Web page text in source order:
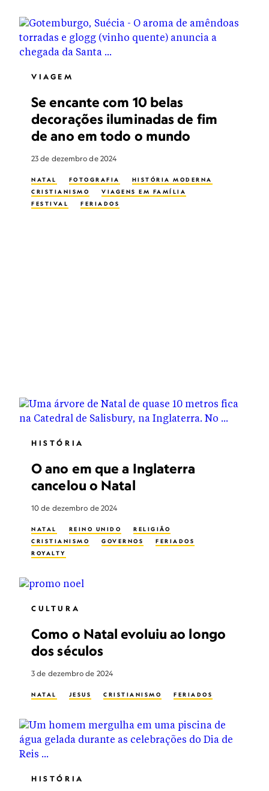
VIAGEM
Se encante com 10 belas
decorações iluminadas de fim
de ano em todo o mundo
23 de dezembro de 2024
NATAL FOTOGRAFIA
HISTÓRIA MODERNA
CRISTIANISMO
VIAGENS EM FAMÍLIA
FESTIVAL
FERIADOS
HISTÓRIA
O ano em que a Inglaterra
cancelou o Natal
10 de dezembro de 2024
NATAL REINO UNIDO
RELIGIÃO
CRISTIANISMO
GOVERNOS
FERIADOS
ROYALTY
CULTURA
Como o Natal evoluiu ao longo
dos séculos
3 de dezembro de 2024
NATAL JESUS CRISTIANISMO FERIADOS
HISTÓRIA